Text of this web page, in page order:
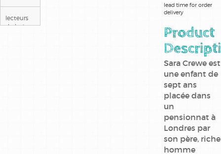
lecteurs
dyslexiques
lead time for order
delivery
Product
Sara Crewe est
une enfant de
sept ans
placée dans
un
pensionnat à
Londres par
son père, riche
homme